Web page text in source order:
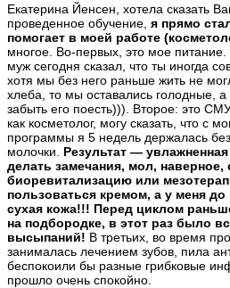
Екатерина Йенсен, хотела сказать
проведенное обучение, я прямо
помогает в моей работе
многое. Во-первых, это мое
муж сегодня сказал, что ты иногда
хотя мы без него раньше жить не
хлеба, то мы оставались голодные,
забыть его поесть))). Второе: это
как косметолог, могу сказать, что с
программы я 5 недель держалась
молочки. Результат —
делать замечания, мол, наверное,
биоревитализацию или
пользоваться кремом, а у меня
сухая кожа!!! Перед циклом
на подбородке, в этот раз было
высыпаний! В третьих, во время
занималась лечением зубов, пила
беспокоили бы разные грибковые
прошло очень спокойно.